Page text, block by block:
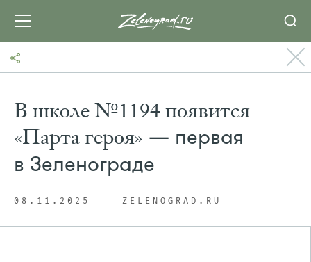
В школе №1194 появится
«Парта героя» — первая
в Зеленограде
08.11.2025 ZELENOGRAD.RU